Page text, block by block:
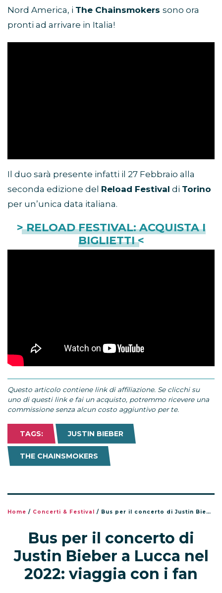
Nord America, i The Chainsmokers sono ora
pronti ad arrivare in Italia!
Il duo sarà presente infatti il 27 Febbraio alla
seconda edizione del Reload Festival di Torino
per un’unica data italiana.
> RELOAD FESTIVAL: ACQUISTA I
BIGLIETTI <
Questo articolo contiene link di affiliazione. Se clicchi su
uno di questi link e fai un acquisto, potremmo ricevere una
commissione senza alcun costo aggiuntivo per te.
TAGS: JUSTIN BIEBER
THE CHAINSMOKERS
Home / Concerti & Festival / Bus per il concerto di Justin Bieber a Lucca nel 2022: viaggia con i fan
Bus per il concerto di
Justin Bieber a Lucca nel
2022: viaggia con i fan